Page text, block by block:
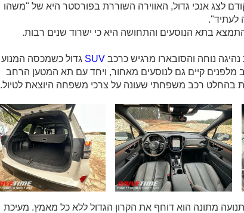
לצג אנכי גדול, האווירה השוררת בפורסטר היא של "משהו
לעתיד".
בתא הנוסעים והתחושה היא כי ישרוד שנים רבות.
נוחה והסובארו מרגיש כרכבSUV גדול כשמכסה המנוע
קיים גם לנוסעים מאחור, ויחד עם תא המטען הרחב
בהחלט רכב משפחתי שעונה על צרכי משפחה היוצאת לטיול.
מתונה הוא דוחף את הקרון הגדול ללא כל מאמץ. מעיכת